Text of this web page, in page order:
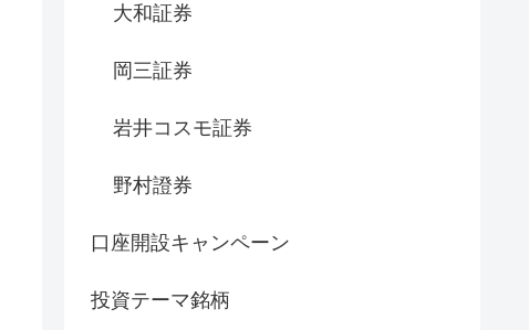
大和証券
岡三証券
岩井コスモ証券
野村證券
口座開設キャンペーン
投資テーマ銘柄